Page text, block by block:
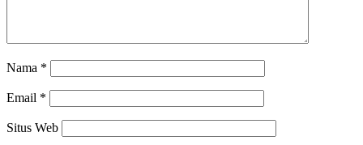
Nama *
Email *
Situs Web